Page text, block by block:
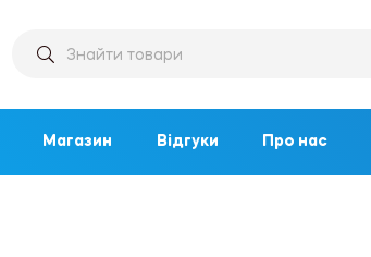
Магазин Відгуки Про нас